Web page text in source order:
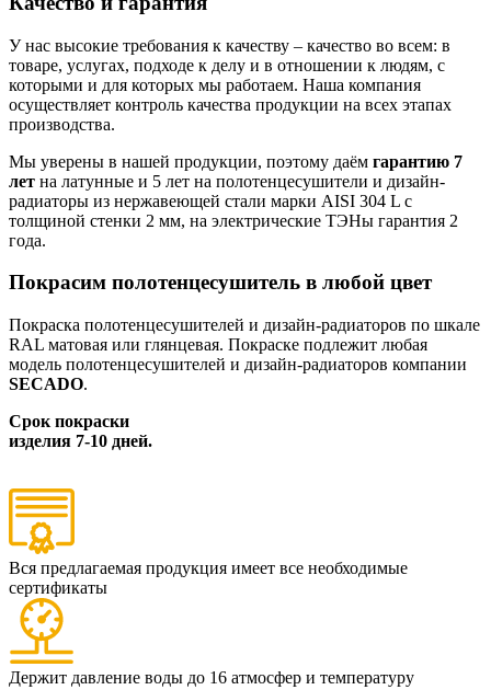
У нас высокие требования к качеству – качество во всем: в
товаре, услугах, подходе к делу и в отношении к людям, с
которыми и для которых мы работаем. Наша компания
осуществляет контроль качества продукции на всех этапах
производства.
Мы уверены в нашей продукции, поэтому даём гарантию 7
лет на латунные и 5 лет на полотенцесушители и дизайн-
радиаторы из нержавеющей стали марки AISI 304 L с
толщиной стенки 2 мм, на электрические ТЭНы гарантия 2
года.
Покрасим полотенцесушитель в любой цвет
Покраска полотенцесушителей и дизайн-радиаторов по шкале
RAL матовая или глянцевая. Покраске подлежит любая
модель полотенцесушителей и дизайн-радиаторов компании
SECADO.
Срок покраски
изделия 7-10 дней.
Вся предлагаемая продукция имеет все необходимые
сертификаты
Держит давление воды до 16 атмосфер и температуру